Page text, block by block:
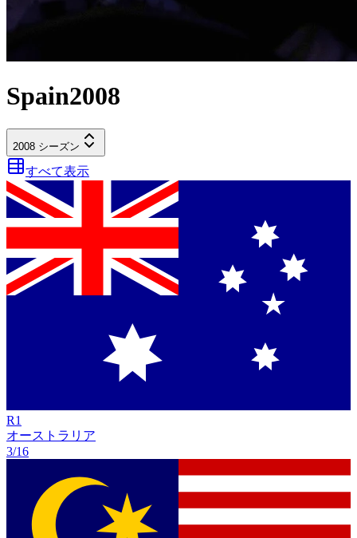
Spain2008
2008 シーズン
すべて表示
R1
オーストラリア
3/16